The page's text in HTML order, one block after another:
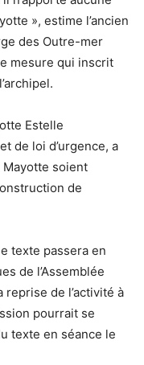
», estime l’ancien
des Outre-mer
mesure qui inscrit
Estelle
de loi d’urgence, a
soient
de
texte passera en
de l’Assemblée
de l’activité à
pourrait se
texte en séance le